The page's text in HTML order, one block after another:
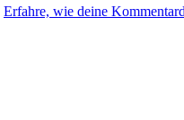
Erfahre, wie deine